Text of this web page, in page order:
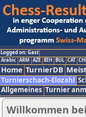
Logged on: Gast
Arabic ARM AZE BIH BUL CAT
Home TurnierDB
Turnierschach-Elozahl
Allgemeines Turnier
Willkommen